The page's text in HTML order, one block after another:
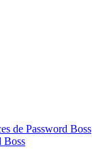
de Password Boss
Boss